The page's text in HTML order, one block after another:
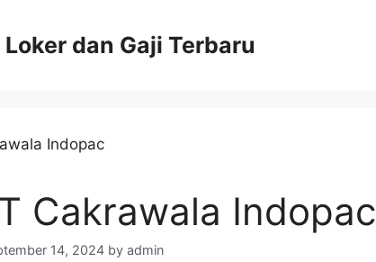
dan Gaji Terbaru
Cakrawala Indopac
14, 2024 by admin